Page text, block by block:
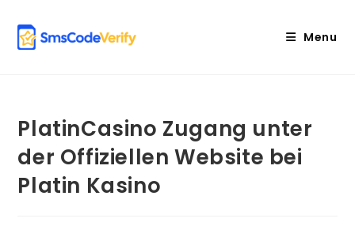
content
Menu
PlatinCasino Zugang unter
der Offiziellen Website bei
Platin Kasino